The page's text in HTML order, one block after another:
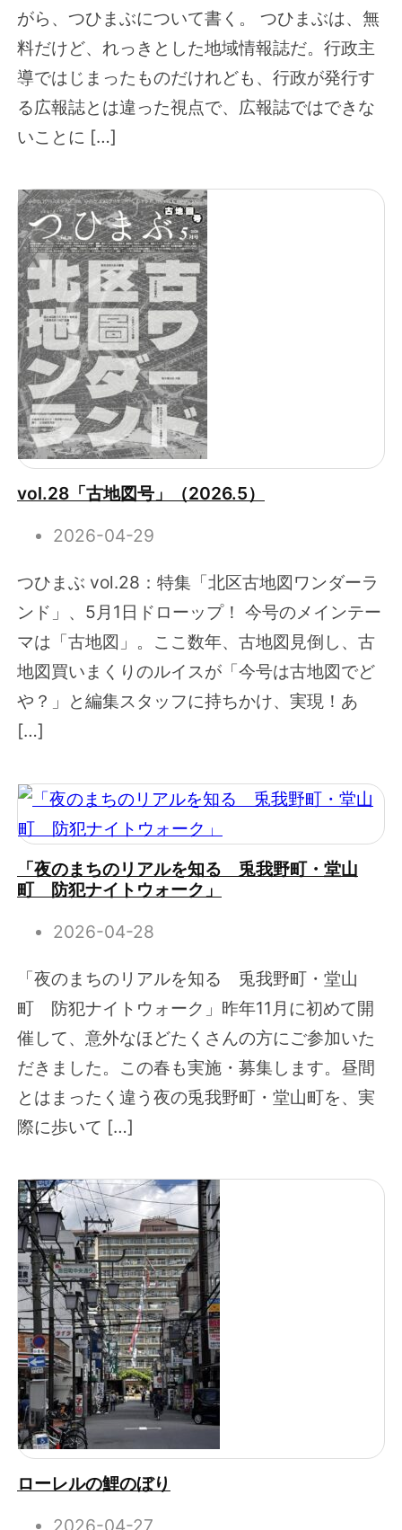
がら、つひまぶについて書く。 つひまぶは、無
料だけど、れっきとした地域情報誌だ。行政主
導ではじまったものだけれども、行政が発行す
る広報誌とは違った視点で、広報誌ではできな
いことに […]
vol.28「古地図号」（2026.5）
2026-04-29
つひまぶ vol.28：特集「北区古地図ワンダーラ
ンド」、5月1日ドローップ！ 今号のメインテー
マは「古地図」。ここ数年、古地図見倒し、古
地図買いまくりのルイスが「今号は古地図でど
や？」と編集スタッフに持ちかけ、実現！あ
[…]
「夜のまちのリアルを知る 兎我野町・堂山
町 防犯ナイトウォーク」
2026-04-28
「夜のまちのリアルを知る 兎我野町・堂山
町 防犯ナイトウォーク」昨年11月に初めて開
催して、意外なほどたくさんの方にご参加いた
だきました。この春も実施・募集します。昼間
とはまったく違う夜の兎我野町・堂山町を、実
際に歩いて […]
ローレルの鯉のぼり